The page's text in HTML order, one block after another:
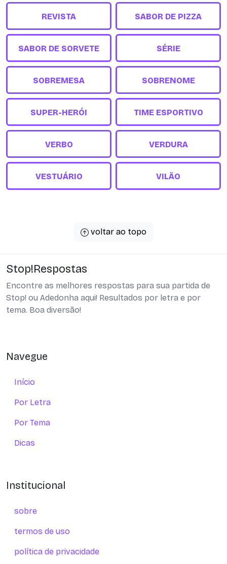
REVISTA SABOR DE PIZZA
SABOR DE SORVETE SÉRIE
SOBREMESA SOBRENOME
SUPER-HERÓI TIME ESPORTIVO
VERBO VERDURA
VESTUÁRIO VILÃO
voltar ao topo
Stop!Respostas
Encontre as melhores respostas para sua partida de
Stop! ou Adedonha aqui! Resultados por letra e por
tema. Boa diversão!
Navegue
Início
Por Letra
Por Tema
Dicas
Institucional
sobre
termos de uso
política de privacidade